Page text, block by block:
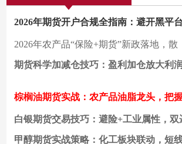
1 2
2026年期货开户合规全指南：避开黑平台
2026年农产品“保险+期货”新政落地，散
期货科学加减仓技巧：盈利加仓放大利润
棕榈油期货实战：农产品油脂龙头，把
白银期货交易技巧：避险+工业属性，双
甲醇期货实战策略：化工板块联动，短